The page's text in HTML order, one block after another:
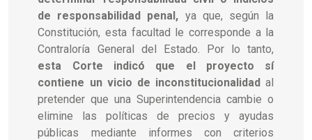
de responsabilidad penal, ya que, según la
Constitución, esta facultad le corresponde a la
Contraloría General del Estado. Por lo tanto,
esta Corte indicó que el proyecto sí
contiene un vicio de inconstitucionalidadal
pretender que una Superintendencia cambie o
elimine las políticas de precios y ayudas
públicas mediante informes con criterios